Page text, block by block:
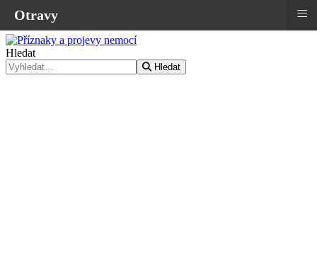
Hledat
Hledat
Otravy ≡